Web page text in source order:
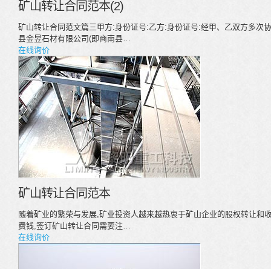
矿山转让合同范本(2)
矿山转让合同范文篇三甲方:身份证号:乙方:身份证号:经甲、乙双方多次
县金昱石材有限公司(即商南县…
在线询价
矿山转让合同范本
随着矿业的繁荣与发展,矿业投资人越来越热衷于矿山企业的股权转让和
费钱,签订矿山转让合同需要注…
在线询价